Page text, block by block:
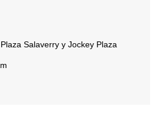
Salaverry y Jockey Plaza